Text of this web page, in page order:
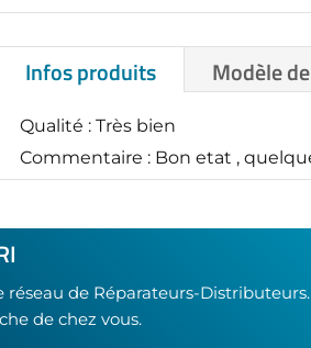
Infos produits
Qualité : Très bien
Commentaire : Bon etat ,
Modèle
de Réparateurs-Distributeurs.
de chez vous.